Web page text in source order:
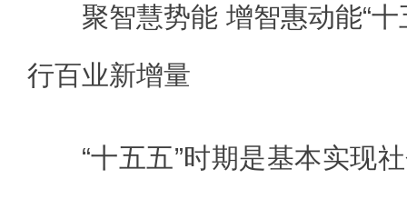
聚智慧势能 增智惠动能“
行百业新增量
“十五五”时期是基本实现